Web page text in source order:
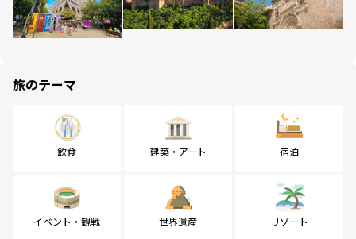
旅のテーマ
飲食 建築・アート 宿泊
イベント・観戦 世界遺産 リゾート